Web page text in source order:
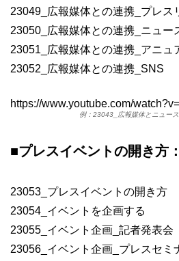
23049_広報媒体との連携_プレス
23050_広報媒体との連携_ニュー
23051_広報媒体との連携_アニュ
23052_広報媒体との連携_SNS
https://www.youtube.com/
例：23043_広報媒体とニュー
■プレスイベントの開き方
23053_プレスイベントの開き方
23054_イベントを企画する
23055_イベント企画_記者発表会
23056_イベント企画_プレスセミ